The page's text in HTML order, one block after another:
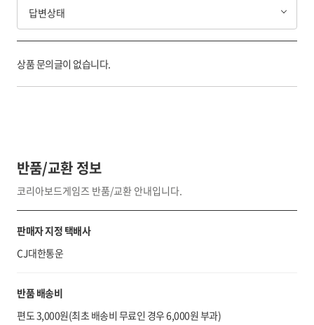
답변상태
상품 문의글이 없습니다.
반품/교환 정보
코리아보드게임즈 반품/교환 안내입니다.
판매자 지정 택배사
CJ대한통운
반품 배송비
편도 3,000원(최초 배송비 무료인 경우 6,000원 부과)